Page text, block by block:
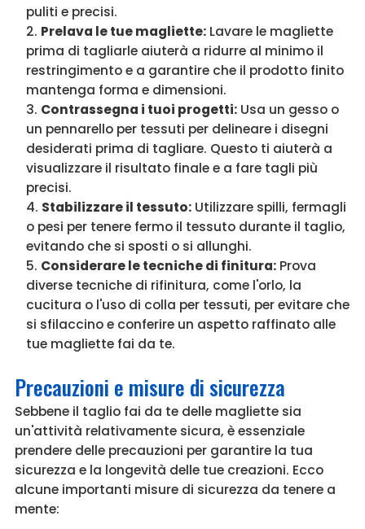
puliti e precisi.
Prelava le tue magliette: Lavare le magliette
prima di tagliarle aiuterà a ridurre al minimo il
restringimento e a garantire che il prodotto finito
mantenga forma e dimensioni.
Contrassegna i tuoi progetti: Usa un gesso o
un pennarello per tessuti per delineare i disegni
desiderati prima di tagliare. Questo ti aiuterà a
visualizzare il risultato finale e a fare tagli più
precisi.
Stabilizzare il tessuto: Utilizzare spilli, fermagli
o pesi per tenere fermo il tessuto durante il taglio,
evitando che si sposti o si allunghi.
Considerare le tecniche di finitura: Prova
diverse tecniche di rifinitura, come l'orlo, la
cucitura o l'uso di colla per tessuti, per evitare che
si sfilaccino e conferire un aspetto raffinato alle
tue magliette fai da te.
Precauzioni e misure di sicurezza
Sebbene il taglio fai da te delle magliette sia
un'attività relativamente sicura, è essenziale
prendere delle precauzioni per garantire la tua
sicurezza e la longevità delle tue creazioni. Ecco
alcune importanti misure di sicurezza da tenere a
mente: